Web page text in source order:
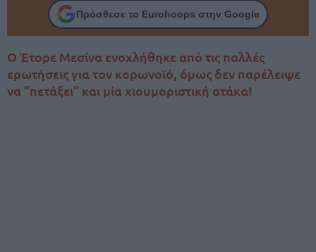
Πρόσθεσε το Eurohoops στην Google
Ο Έτορε Μεσίνα ενοχλήθηκε από τις πολλές
ερωτήσεις για τον κορωνοϊό, όμως δεν παρέλειψε
να ”πετάξει” και μία χιουμοριστική ατάκα!